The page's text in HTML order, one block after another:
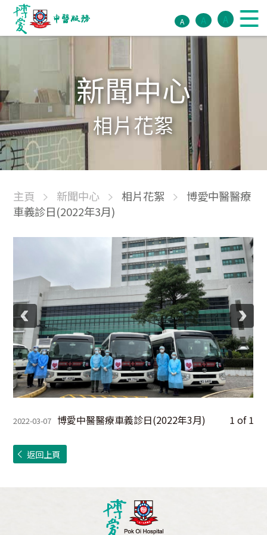
A A A
新聞中心
相片花絮
主頁 新聞中心 相片花絮
博愛中醫醫療
車義診日(2022年3月)
2022-03-07 博愛中醫醫療車義診日(2022年3月) 1 of1
返回上頁